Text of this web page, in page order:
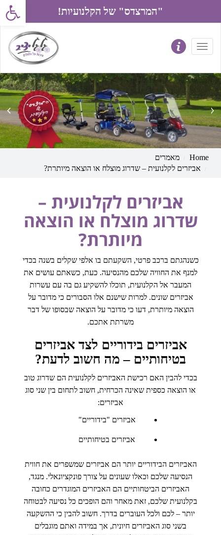
"המרצדס" של הקלנועיות! פתח
prev next
Home
מאמרים
אביזרים לקלנועית – שדרוג מוצלח או הוצאה מיותרת?
אביזרים לקלנועית –
שדרוג מוצלח או הוצאה
מיותרת?
כשנהגתם ברכב פרטי, השקעתם בו אלפי שקלים בשנה בכדי
למנף את החוויה שלכם מהנסיעה. כעת, כשאתם עושים את
המעבר אל הקלנועית, תוכלו להשקיע גם בה עם עשרות
אביזרים שונים. למרות שישנם אלו הסבורים כי מדובר על
הוצאה מיותרת, דעו כי מדובר על הוצאה שבסופו של דבר
משרתת אתכם.
אביזרים בידוריים לצד אביזרים
בטיחותיים – מה חשוב לדעת?
בכדי להבין האם רכישת האביזרים לקלנועית הם שדרוג טוב
או הוצאה כספית שאינה הכרחית, חשוב לתחום בין שני סוג
אביזרים:
אביזרים "בידוריים"
אביזרים בטיחותיים
האביזרים הבידוריים יותר הם אביזרים שמשפרים את חווית
הנסיעה שלכם וכאלו שעונים על צורך פונקציונאלי. מנגד,
האביזרים הביטחותיים הם האביזרים המוגדרים כחובה
בקלנועית שלכם, זאת מאחר והם הופכים כל נסיעה לבטוחה
יותר – לכם ולכל העוברים בדרך. חשוב להבין כי ההשקעה
בשני סוג האביזרים חיונית, אך במידה ואתם מוגבלים